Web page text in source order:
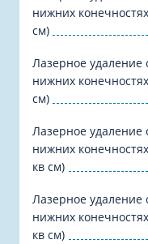
нижних
см)
Лазерное удаление
нижних
см)
Лазерное удаление
нижних
кв см)
Лазерное удаление
нижних
кв см)